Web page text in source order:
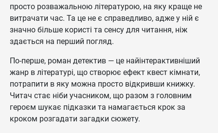
просто розважальною літературою, на яку краще не
витрачати час. Та це не є справедливо, адже у ній є
значно більше користі та сенсу для читання, ніж
здається на перший погляд.
По-перше, роман детектив — це найінтерактивніший
жанр в літературі, що створює ефект квест кімнати,
потрапити в яку можна просто відкривши книжку.
Читач стає ніби учасником, що разом з головним
героєм шукає підказки та намагається крок за
кроком розгадати загадки сюжету.